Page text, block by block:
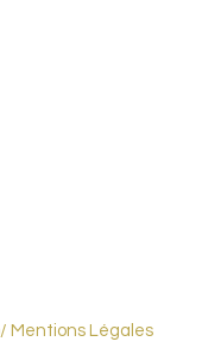
/ Mentions Légales